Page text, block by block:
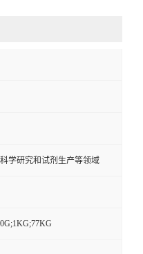
学研究和试剂生产等领域